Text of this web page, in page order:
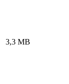
3,3 MB